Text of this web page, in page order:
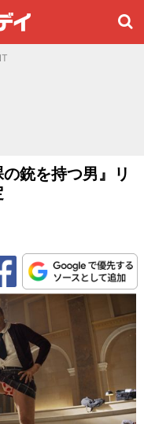
銃を持つ男』リ